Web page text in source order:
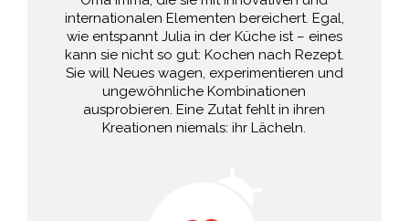
internationalen Elementen bereichert. Egal,
wie entspannt Julia in der Küche ist – eines
kann sie nicht so gut: Kochen nach Rezept.
Sie will Neues wagen, experimentieren und
ungewöhnliche Kombinationen
ausprobieren. Eine Zutat fehlt in ihren
Kreationen niemals: ihr Lächeln.